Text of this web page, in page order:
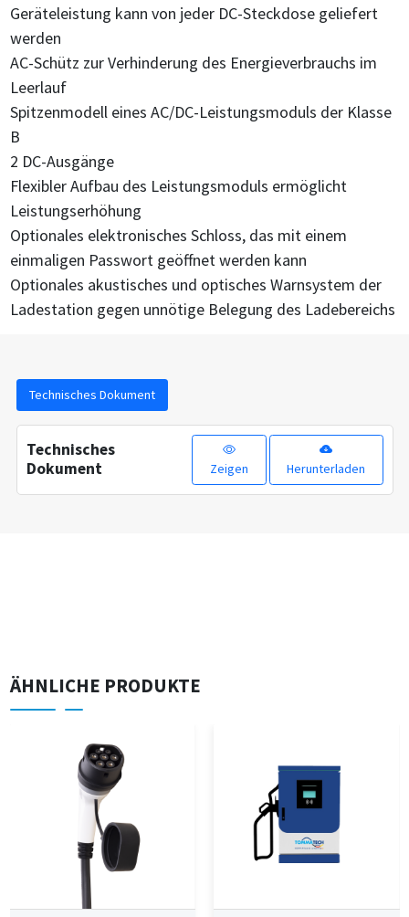
Geräteleistung kann von jeder DC-Steckdose geliefert
werden
AC-Schütz zur Verhinderung des Energieverbrauchs im
Leerlauf
Spitzenmodell eines AC/DC-Leistungsmoduls der Klasse
B
2 DC-Ausgänge
Flexibler Aufbau des Leistungsmoduls ermöglicht
Leistungserhöhung
Optionales elektronisches Schloss, das mit einem
einmaligen Passwort geöffnet werden kann
Optionales akustisches und optisches Warnsystem der
Ladestation gegen unnötige Belegung des Ladebereichs
Technisches Dokument
Technisches
Dokument
Zeigen Herunterladen
ÄHNLICHE PRODUKTE